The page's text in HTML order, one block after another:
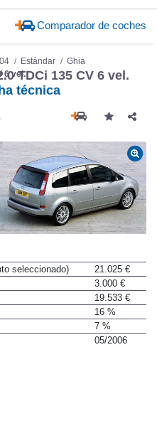
Comparador de coches
Estándar
Ghia
6 vel.TDCi 135 CV 6 vel.
técnica
seleccionado)
21.025 €
3.000 €
19.533 €
16 %
7 %
05/2006